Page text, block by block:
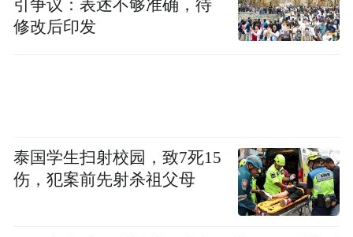
公积金缴存比例、提取条件、贷款优惠等核
该行联合深圳市住房公积金管理中心制作政
策解读短视频，以生动画面和通俗语言演示
解读业务办理流程，并借助微信公众号、网
引争议：表述不够准确，待
修改后印发
泰国学生扫射校园，致7死15
伤，犯案前先射杀祖父母